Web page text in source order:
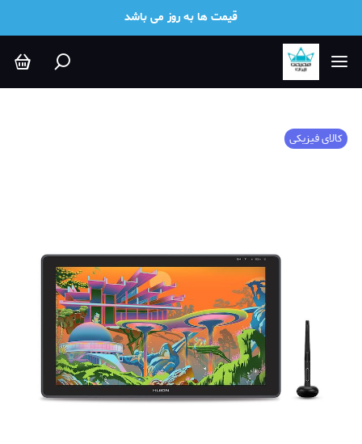
قیمت ها به روز می باشد
کالای فیزیکی